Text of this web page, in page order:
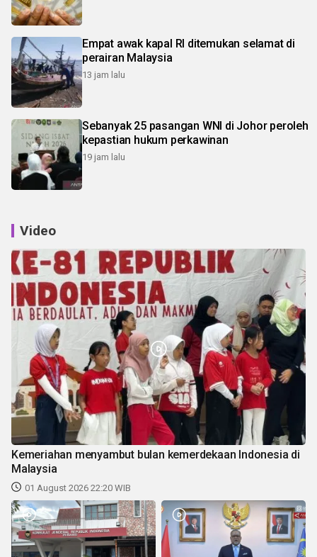
Empat awak kapal RI ditemukan selamat di
perairan Malaysia
13 jam lalu
Sebanyak 25 pasangan WNI di Johor peroleh
kepastian hukum perkawinan
19 jam lalu
Video
Kemeriahan menyambut bulan kemerdekaan Indonesia di
Malaysia
01 August 2026 22:20 WIB